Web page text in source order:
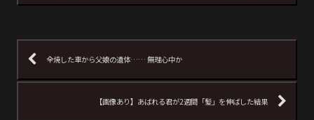
全焼した車から父娘の遺体…… 無理心中か
【画像あり】あばれる君が2週間「髪」を伸ばした結果